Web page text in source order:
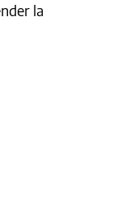
la